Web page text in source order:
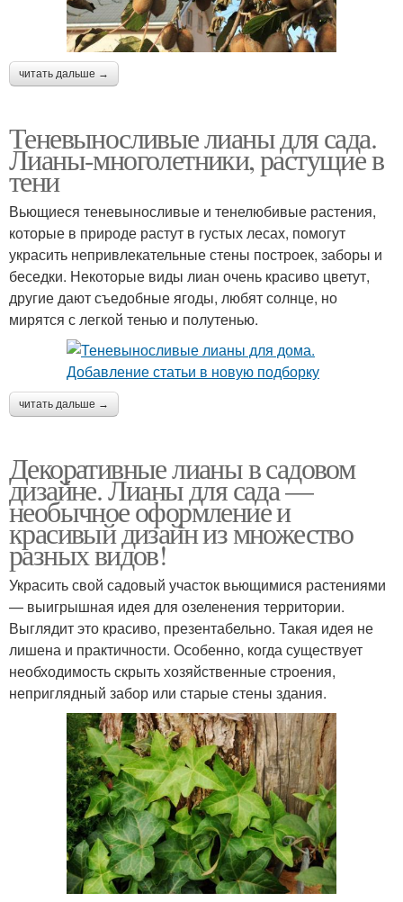
читать дальше →
Теневыносливые лианы для сада.
Лианы-многолетники, растущие в
тени
Вьющиеся теневыносливые и тенелюбивые растения,
которые в природе растут в густых лесах, помогут
украсить непривлекательные стены построек, заборы и
беседки. Некоторые виды лиан очень красиво цветут,
другие дают съедобные ягоды, любят солнце, но
мирятся с легкой тенью и полутенью.
читать дальше →
Декоративные лианы в садовом
дизайне. Лианы для сада —
необычное оформление и
красивый дизайн из множество
разных видов!
Украсить свой садовый участок вьющимися растениями
— выигрышная идея для озеленения территории.
Выглядит это красиво, презентабельно. Такая идея не
лишена и практичности. Особенно, когда существует
необходимость скрыть хозяйственные строения,
неприглядный забор или старые стены здания.